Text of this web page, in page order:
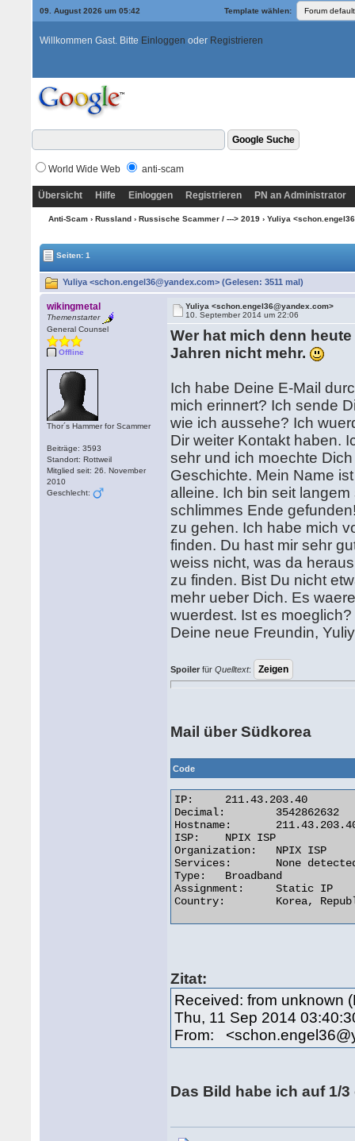
09. August 2026 um 05:42 Template wählen:
Willkommen Gast. Bitte Einloggen oder Registrieren
World Wide Web anti-scam
Übersicht Hilfe Einloggen Registrieren PN an Administrator
Anti-Scam› Russland› Russische Scammer / ---> 2019› Yuliya
Seiten: 1
Yuliya <schon.engel36@yandex.com> (Gelesen: 3511 mal)
wikingmetal
Themenstarter
General Counsel
Offline
Thor´s Hammer for Scammer
Beiträge: 3593
Standort: Rottweil
Mitglied seit: 26. November
2010
Geschlecht:
Yuliya <schon.engel36@yandex.com>
10. September 2014 um 22:06
Wer hat mich denn
Jahren nicht mehr.
Ich habe Deine E-Mail
mich erinnert? Ich sende
wie ich aussehe? Ich
Dir weiter Kontakt haben.
sehr und ich moechte
Geschichte. Mein Name
alleine. Ich bin seit
schlimmes Ende
zu gehen. Ich habe mich
finden. Du hast mir sehr
weiss nicht, was da
zu finden. Bist Du nicht
mehr ueber Dich. Es
wuerdest. Ist es moeglich?
Deine neue Freundin,
Spoiler fürQuelltext:
Mail über Südkorea
Code
IP:	211.43.203.40
Decimal:	3542862632
Hostname:	211.43.203.40
ISP:	NPIX ISP
Organization:	NPIX ISP
Services:	None detected
Type:	Broadband
Assignment:	Static IP
Country:	Korea, Republic
Zitat:
Received: from unknown
Thu, 11 Sep 2014
From:
Das Bild habe ich auf 1/